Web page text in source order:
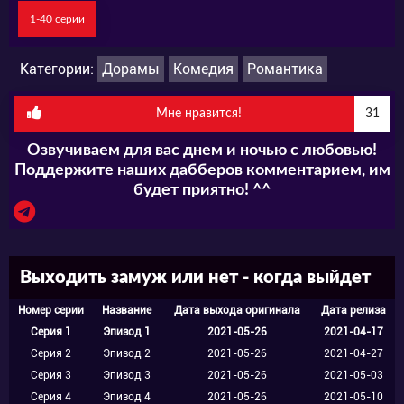
мысли изменить свои убеждения.
юридической фирме. Все свое свободное
время она посвящает тому, чтобы
продвинуться вверх, изучает новое, берет
дополнительные заказы. Думать о
замужестве она не могла и отмахивалась
Однако в фирме появляется сильный
соперник по имени Су Хайфена. Он отличный
специалист, блестящий адвокат, и, кажется,
именно этот парень и изменит убеждения
Тян Лэй.
1-40 серии
Категории: Дорамы Комедия Романтика
Мне нравится! 31
Озвучиваем для вас днем и ночью с любовью!
Поддержите наших дабберов комментарием, им
будет приятно! ^^
Выходить замуж или нет - когда выйдет
Номер серии Название Дата выхода оригинала
Дата релиза
Серия 1
Эпизод 1 2021-05-26
2021-04-17
Серия 2
Эпизод 2 2021-05-26
2021-04-27
Серия 3
Эпизод 3 2021-05-26
2021-05-03
Серия 4
Эпизод 4 2021-05-26
2021-05-10